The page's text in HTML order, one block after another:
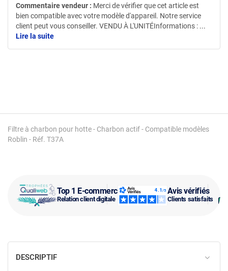
Top 1 E-commerce
Relation client digitale
Avis vérifiés
Clients satisfaits
Filtre à charbon pour hotte - Charbon actif - Compatible modèles
Roblin - Réf. T37A
Commentaire vendeur : Merci de vérifier que cet article est
bien compatible avec votre modèle d'appareil. Notre service
client peut vous conseiller. VENDU À L'UNITÉInformations : ...
Lire la suite
DESCRIPTIF